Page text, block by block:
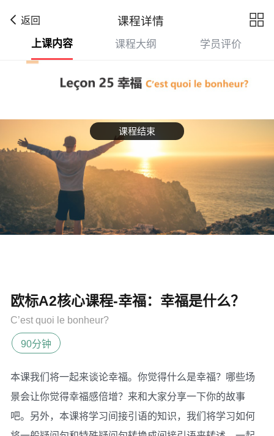
返回 课程详情 
课程结束
上课内容 课程大纲 学员评价
欧标A2核心课程-幸福：幸福是什么？
C’est quoi le bonheur?
90分钟
本课我们将一起来谈论幸福。你觉得什么是幸福？哪些场
景会让你觉得幸福感倍增？来和大家分享一下你的故事
吧。另外，本课将学习间接引语的知识，我们将学习如何